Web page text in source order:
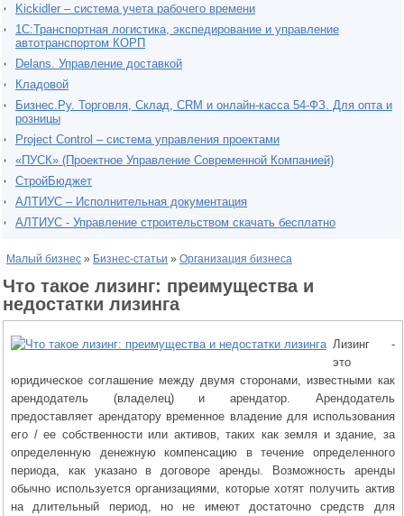
Kickidler – система учета рабочего времени
1С:Транспортная логистика, экспедирование и управление
автотранспортом КОРП
Delans. Управление доставкой
Кладовой
Бизнес.Ру. Торговля, Склад, CRM и онлайн-касса 54-ФЗ. Для опта и
розницы
Project Сontrol – система управления проектами
«ПУСК» (Проектное Управление Современной Компанией)
СтройБюджет
АЛТИУС – Исполнительная документация
АЛТИУС - Управление строительством скачать бесплатно
Малый бизнес » Бизнес-статьи » Организация бизнеса
Что такое лизинг: преимущества и
недостатки лизинга
Лизинг -
это
юридическое соглашение между двумя сторонами, известными как
арендодатель (владелец) и арендатор. Арендодатель
предоставляет арендатору временное владение для использования
его / ее собственности или активов, таких как земля и здание, за
определенную денежную компенсацию в течение определенного
периода, как указано в договоре аренды. Возможность аренды
обычно используется организациями, которые хотят получить актив
на длительный период, но не имеют достаточно средств для